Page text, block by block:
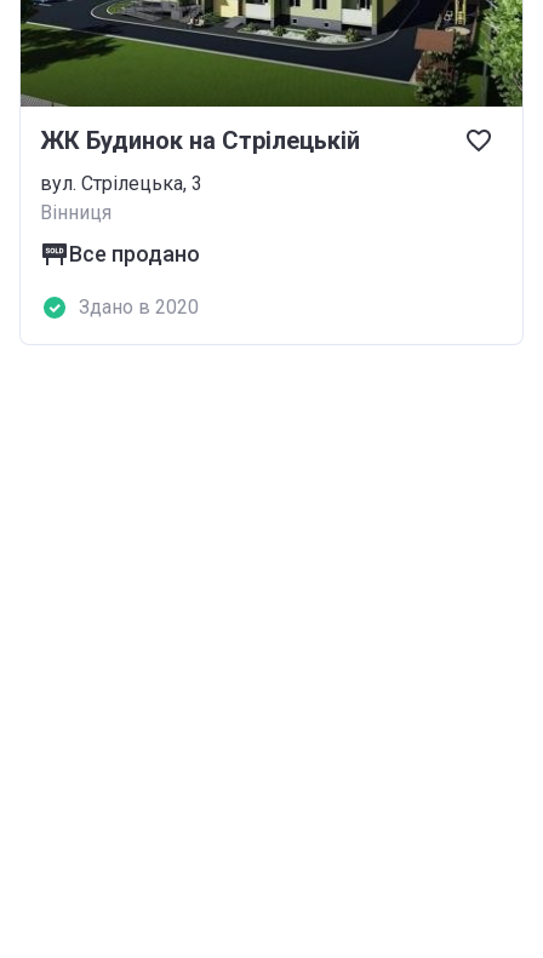
ЖК Будинок на Стрілецькій
вул. Стрілецька, 3
Вінниця
Все продано
Здано в 2020